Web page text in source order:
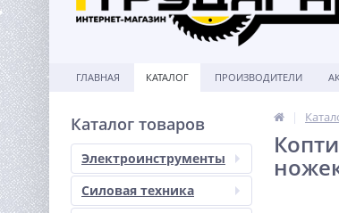
ГЛАВНАЯ КАТАЛОГ ПРОИЗВОДИТЕЛИ
Каталог товаров
Электроинструменты
Силовая техника